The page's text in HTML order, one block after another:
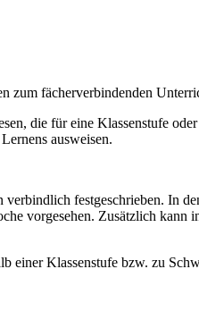
zum fächerverbindenden
die für eine Klassenstufe
ausweisen.
festgeschrieben. In
vorgesehen. Zusätzlich
Klassenstufe bzw. zu